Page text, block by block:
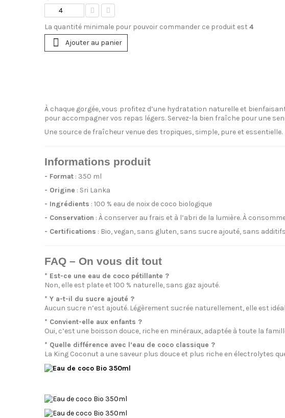
La quantité minimale pour pouvoir commander ce produit est 4
Ajouter au panier
À chaque gorgée, vous profitez d’une hydratation naturelle et
pour accompagner vos repas légers. Servez-la bien fraîche pour une
Une source de fraîcheur venue des tropiques, simple, pure et essentielle.
Informations produit
- Format : 350 ml
- Origine : Sri Lanka
- Ingrédients : 100 % eau de noix de coco biologique
- Conservation : À conserver au frais et à l’abri de la lumière. À
- Certifications : Bio, vegan, sans gluten, sans sucre ajouté, sans additifs
FAQ – On vous dit tout
* Est-ce une eau de coco pétillante ?
Non, elle est plate et 100 % naturelle, sans gaz ajouté.
* Y a-t-il du sucre ajouté ?
Aucun sucre n’est ajouté. Légèrement sucrée naturellement, elle est
* Convient-elle aux enfants ?
Oui, c’est une boisson douce, riche en minéraux, adaptée à toute la
* Quelle différence avec l’eau de coco classique ?
La King Coconut a une saveur plus douce et plus riche en électrolytes